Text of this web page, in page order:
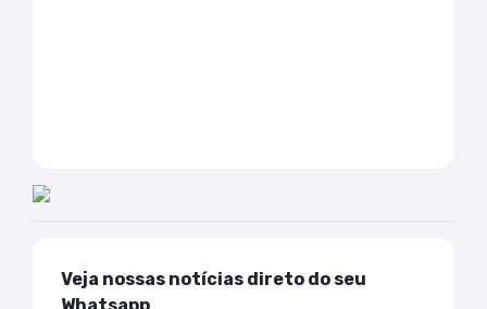
Veja nossas notícias direto do seu